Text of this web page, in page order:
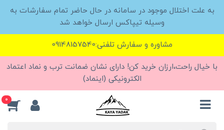
به علت اختلال موجود در سامانه در حال حاضر تمام سفارشات به
وسیله تیپاکس ارسال خواهد شد
مشاوره و سفارش تلفنی:09148157540
با خیال راحت،ارزان خرید کن! دارای نشان ضمانت ترب و نماد اعتماد
الکترونیکی (اینماد)
0